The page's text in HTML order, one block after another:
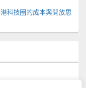
科技圈的成本與開放思